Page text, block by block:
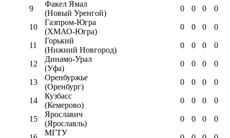
9
Факел Ямал
(Новый Уренгой)
0 0 0 0
10
Газпром-Югра
(ХМАО-Югра)
0 0 0 0
11
Горький
(Нижний Новгород)
0 0 0 0
12
Динамо-Урал
(Уфа)
0 0 0 0
13
Оренбуржье
(Оренбург)
0 0 0 0
14
Кузбасс
(Кемерово)
0 0 0 0
15
Ярославич
(Ярославль)
0 0 0 0
МГТУ